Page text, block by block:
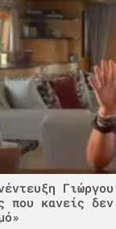
που κανείς